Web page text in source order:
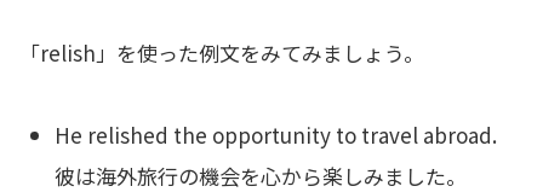
「relish」を使った例文をみてみましょう。
He relished the opportunity to travel abroad.
彼は海外旅行の機会を心から楽しみました。